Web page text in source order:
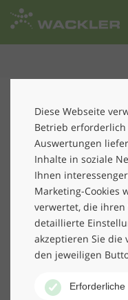
Diese Webseite
Betrieb
Auswertungen
Inhalte in soziale
Ihnen
Marketing-Cookies
verwertet, die ihren
detaillierte
akzeptieren Sie die
den jeweiligen
Erforderliche
herausgegebenen
nahmen die Kollegen
(WPS) Stellung zum
Chemnitzer
durch
Schuffenhauer und
Hesse, exemplarisch
Kundenakquise in
Nähere Details …